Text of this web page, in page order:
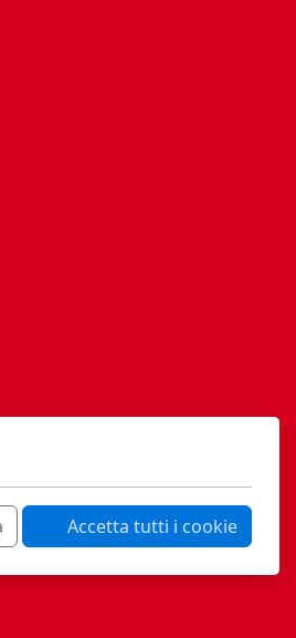
Accetta tutti i cookie